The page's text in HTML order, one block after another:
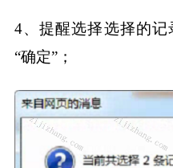
4、提醒选择选择的
“确定”；